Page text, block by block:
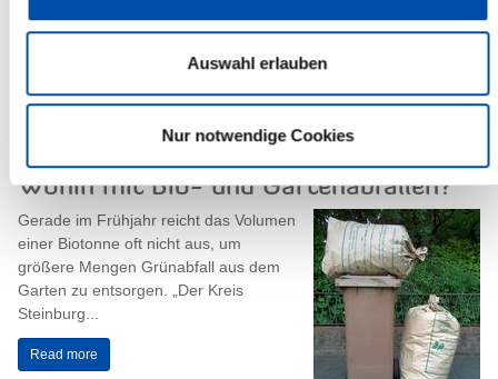
Auswahl erlauben
Nur notwendige Cookies
Am Donnerstag, dem 11. Mai 2017, um 11. 00 Uhr, findet eine
Sitzung des gemeinsamen Kreiswahlausschusses für die
Wohin mit Bio- und Gartenabfällen?
Gerade im Frühjahr reicht das Volumen
einer Biotonne oft nicht aus, um
größere Mengen Grünabfall aus dem
Garten zu entsorgen. „Der Kreis
Steinburg...
Read more